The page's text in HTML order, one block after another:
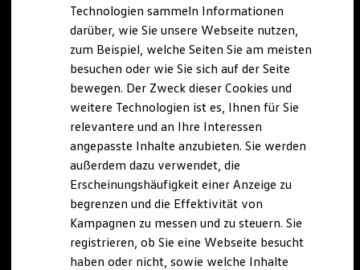
Nachhaltigkeit
Technologie
Kosten und Kauf
Verbrauchskosten
Kaufoptionen
E-Auto-Förderung
Software und Konnektivität
Die ID. Software 6
ID. Software Versionen und Updates
Digitale Extras
Schnittstellen zu Ihrem ID.
Marke und Erlebnis
Volkswagen R und R Experience
R-Modelle
R Experience
Driving Experience
Volkswagen entdecken
Technologien sammeln Informationen
darüber, wie Sie unsere Webseite nutzen,
zum Beispiel, welche Seiten Sie am meisten
besuchen oder wie Sie sich auf der Seite
bewegen. Der Zweck dieser Cookies und
weitere Technologien ist es, Ihnen für Sie
relevantere und an Ihre Interessen
angepasste Inhalte anzubieten. Sie werden
außerdem dazu verwendet, die
Erscheinungshäufigkeit einer Anzeige zu
begrenzen und die Effektivität von
Kampagnen zu messen und zu steuern. Sie
registrieren, ob Sie eine Webseite besucht
haben oder nicht, sowie welche Inhalte